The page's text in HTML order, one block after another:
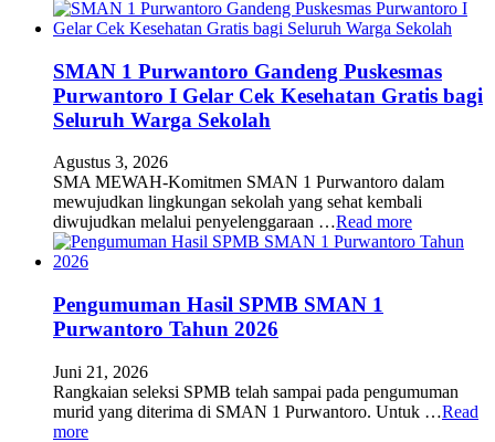
SMAN 1 Purwantoro Gandeng Puskesmas
Purwantoro I Gelar Cek Kesehatan Gratis bagi
Seluruh Warga Sekolah
Agustus 3, 2026
SMA MEWAH-Komitmen SMAN 1 Purwantoro dalam
mewujudkan lingkungan sekolah yang sehat kembali
diwujudkan melalui penyelenggaraan …Read more
Pengumuman Hasil SPMB SMAN 1
Purwantoro Tahun 2026
Juni 21, 2026
Rangkaian seleksi SPMB telah sampai pada pengumuman
murid yang diterima di SMAN 1 Purwantoro. Untuk …Read
more